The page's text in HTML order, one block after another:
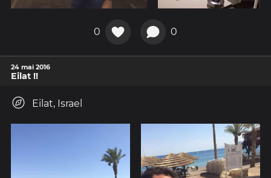
0 0
24 mai 2016
Eilat !!
Eilat, Israel